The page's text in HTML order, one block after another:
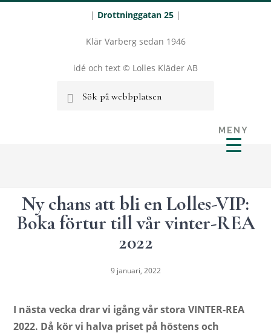
| Drottninggatan 25 |
Klär Varberg sedan 1946
idé och text © Lolles Kläder AB
Sök
Ny chans att bli en Lolles-VIP:
Boka förtur till vår vinter-REA
2022
9 januari, 2022
I nästa vecka drar vi igång vår stora VINTER-REA
2022. Då kör vi halva priset på höstens och
MENY